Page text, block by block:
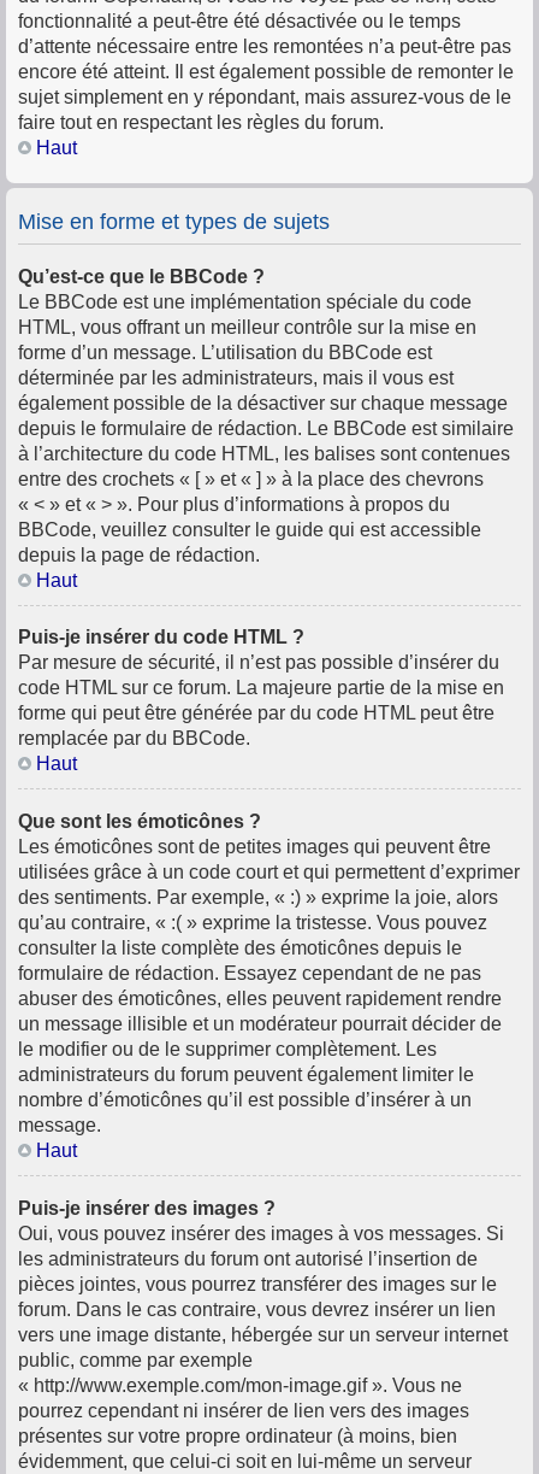
fonctionnalité a peut-être été désactivée ou le temps
d’attente nécessaire entre les remontées n’a peut-être pas
encore été atteint. Il est également possible de remonter le
sujet simplement en y répondant, mais assurez-vous de le
faire tout en respectant les règles du forum.
Haut
Mise en forme et types de sujets
Qu’est-ce que le BBCode ?
Le BBCode est une implémentation spéciale du code
HTML, vous offrant un meilleur contrôle sur la mise en
forme d’un message. L’utilisation du BBCode est
déterminée par les administrateurs, mais il vous est
également possible de la désactiver sur chaque message
depuis le formulaire de rédaction. Le BBCode est similaire
à l’architecture du code HTML, les balises sont contenues
entre des crochets « [ » et « ] » à la place des chevrons
« < » et « > ». Pour plus d’informations à propos du
BBCode, veuillez consulter le guide qui est accessible
depuis la page de rédaction.
Haut
Puis-je insérer du code HTML ?
Par mesure de sécurité, il n’est pas possible d’insérer du
code HTML sur ce forum. La majeure partie de la mise en
forme qui peut être générée par du code HTML peut être
remplacée par du BBCode.
Haut
Que sont les émoticônes ?
Les émoticônes sont de petites images qui peuvent être
utilisées grâce à un code court et qui permettent d’exprimer
des sentiments. Par exemple, « :) » exprime la joie, alors
qu’au contraire, « :( » exprime la tristesse. Vous pouvez
consulter la liste complète des émoticônes depuis le
formulaire de rédaction. Essayez cependant de ne pas
abuser des émoticônes, elles peuvent rapidement rendre
un message illisible et un modérateur pourrait décider de
le modifier ou de le supprimer complètement. Les
administrateurs du forum peuvent également limiter le
nombre d’émoticônes qu’il est possible d’insérer à un
message.
Haut
Puis-je insérer des images ?
Oui, vous pouvez insérer des images à vos messages. Si
les administrateurs du forum ont autorisé l’insertion de
pièces jointes, vous pourrez transférer des images sur le
forum. Dans le cas contraire, vous devrez insérer un lien
vers une image distante, hébergée sur un serveur internet
public, comme par exemple
« http://www.exemple.com/mon-image.gif ». Vous ne
pourrez cependant ni insérer de lien vers des images
présentes sur votre propre ordinateur (à moins, bien
évidemment, que celui-ci soit en lui-même un serveur